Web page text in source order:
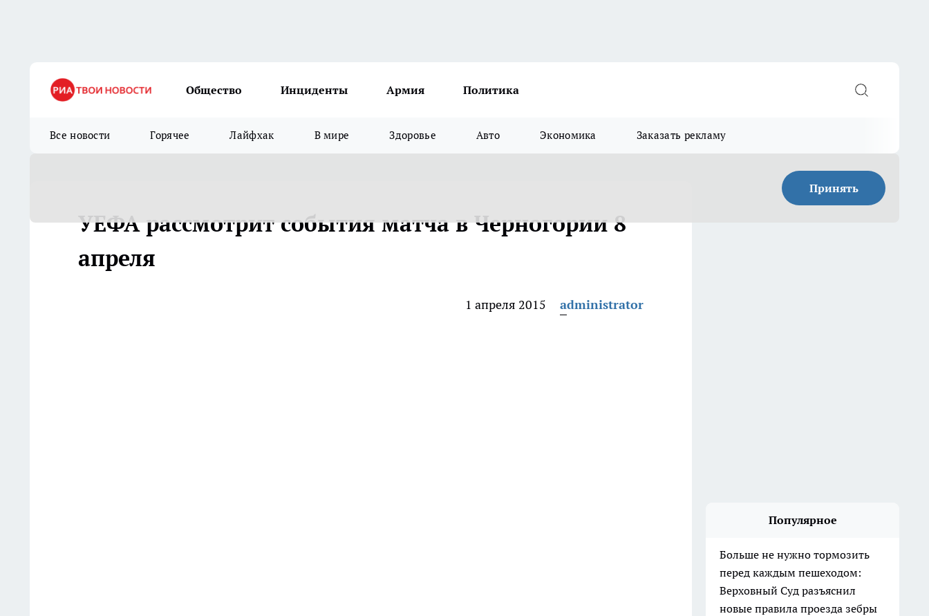
Общество Инциденты Армия Политика
Все новости Горячее Лайфхак В мире Здоровье Авто Экономика Заказать рекламу
Принять
УЕФА рассмотрит события матча в Черногории 8
апреля
1 апреля 2015 administrator
Популярное
Больше не нужно тормозить
перед каждым пешеходом:
Верховный Суд разъяснил
новые правила проезда зебры